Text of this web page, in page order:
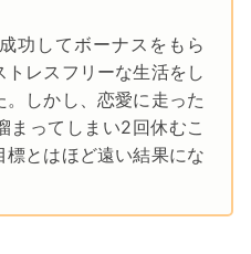
功してボーナスをもら
レスフリーな生活をし
しかし、恋愛に走った
まってしまい2回休むこ
標とはほど遠い結果にな